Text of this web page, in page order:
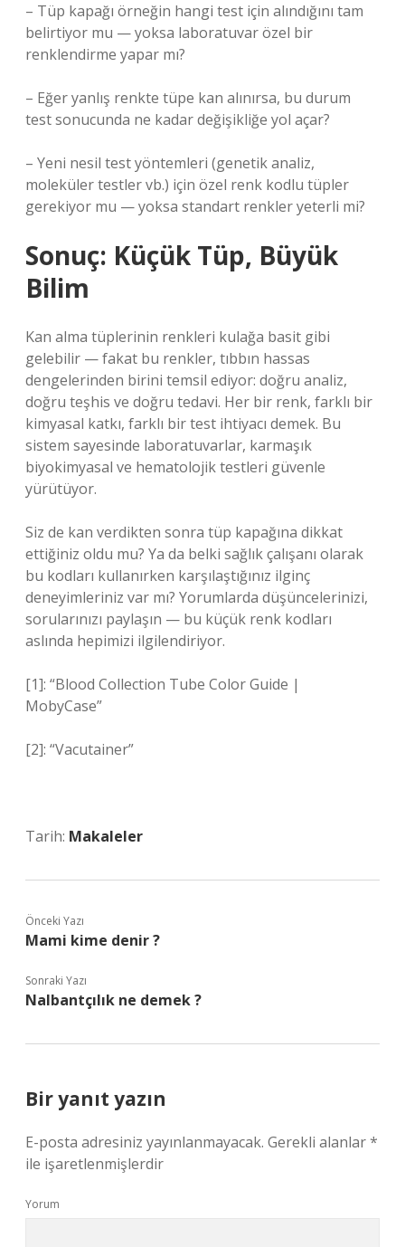
– Tüp kapağı örneğin hangi test için alındığını tam
belirtiyor mu — yoksa laboratuvar özel bir
renklendirme yapar mı?
– Eğer yanlış renkte tüpe kan alınırsa, bu durum
test sonucunda ne kadar değişikliğe yol açar?
– Yeni nesil test yöntemleri (genetik analiz,
moleküler testler vb.) için özel renk kodlu tüpler
gerekiyor mu — yoksa standart renkler yeterli mi?
Sonuç: Küçük Tüp, Büyük
Bilim
Kan alma tüplerinin renkleri kulağa basit gibi
gelebilir — fakat bu renkler, tıbbın hassas
dengelerinden birini temsil ediyor: doğru analiz,
doğru teşhis ve doğru tedavi. Her bir renk, farklı bir
kimyasal katkı, farklı bir test ihtiyacı demek. Bu
sistem sayesinde laboratuvarlar, karmaşık
biyokimyasal ve hematolojik testleri güvenle
yürütüyor.
Siz de kan verdikten sonra tüp kapağına dikkat
ettiğiniz oldu mu? Ya da belki sağlık çalışanı olarak
bu kodları kullanırken karşılaştığınız ilginç
deneyimleriniz var mı? Yorumlarda düşüncelerinizi,
sorularınızı paylaşın — bu küçük renk kodları
aslında hepimizi ilgilendiriyor.
[1]: “Blood Collection Tube Color Guide |
MobyCase”
[2]: “Vacutainer”
Tarih: Makaleler
Önceki Yazı
Mami kime denir ?
Sonraki Yazı
Nalbantçılık ne demek ?
Bir yanıt yazın
E-posta adresiniz yayınlanmayacak. Gerekli alanlar*
ile işaretlenmişlerdir
Yorum